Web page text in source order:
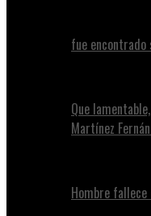
fue encontrado
Que
Martínez
Hombre